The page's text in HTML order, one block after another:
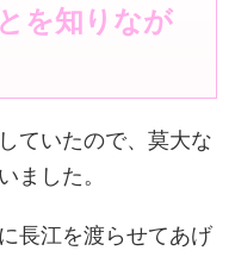
を知りなが
ていたので、莫大な
ました。
長江を渡らせてあげ